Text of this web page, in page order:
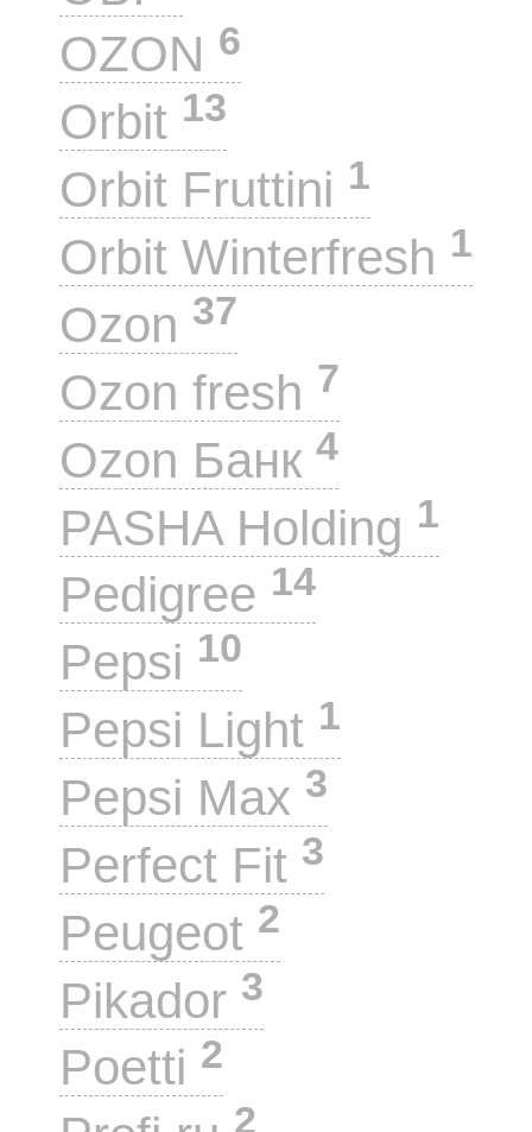
OZON 6
Orbit 13
Orbit Fruttini 1
Orbit Winterfresh 1
Ozon 37
Ozon fresh 7
Ozon Банк 4
PASHA Holding 1
Pedigree 14
Pepsi 10
Pepsi Light 1
Pepsi Max 3
Perfect Fit 3
Peugeot 2
Pikador 3
Poetti 2
2